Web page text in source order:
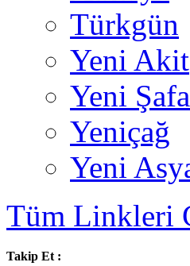
Türkgün
Yeni Akit
Yeni
Yeniçağ
Yeni
Tüm Linkleri
Takip Et :